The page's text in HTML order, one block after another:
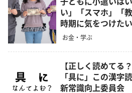
い」「スマホ」「
時期に気をつけた
お金・学ぶ
【正しく読めてる
「具に」この漢
新常識向上委員会